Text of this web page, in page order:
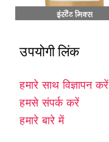
उपयोगी लिंक
हमारे साथ विज्ञापन करें
हमसे संपर्क करें
हमारे बारे में